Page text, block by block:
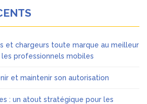
et chargeurs toute marque au meilleur
professionnels mobiles
et maintenir son autorisation
: un atout stratégique pour les